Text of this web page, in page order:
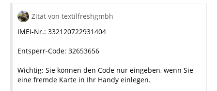
Zitat von textilfreshgmbh
IMEI-Nr.: 332120722931404
Entsperr-Code: 32653656
Wichtig: Sie können den Code nur eingeben, wenn Sie
eine fremde Karte in Ihr Handy einlegen.